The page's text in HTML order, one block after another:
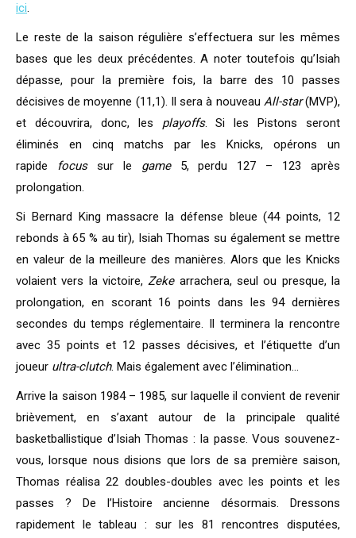
ici.
Le reste de la saison régulière s’effectuera sur les mêmes
bases que les deux précédentes. A noter toutefois qu’Isiah
dépasse, pour la première fois, la barre des 10 passes
décisives de moyenne (11,1). Il sera à nouveau All-star(MVP),
et découvrira, donc, les playoffs. Si les Pistons seront
éliminés en cinq matchs par les Knicks, opérons un
rapide focus sur le game 5, perdu 127 – 123 après
prolongation.
Si Bernard King massacre la défense bleue (44 points, 12
rebonds à 65 % au tir), Isiah Thomas su également se mettre
en valeur de la meilleure des manières. Alors que les Knicks
volaient vers la victoire,Zeke arrachera, seul ou presque, la
prolongation, en scorant 16 points dans les 94 dernières
secondes du temps réglementaire. Il terminera la rencontre
avec 35 points et 12 passes décisives, et l’étiquette d’un
joueur ultra-clutch. Mais également avec l’élimination…
Arrive la saison 1984 – 1985, sur laquelle il convient de revenir
brièvement, en s’axant autour de la principale qualité
basketballistique d’Isiah Thomas : la passe. Vous souvenez-
vous, lorsque nous disions que lors de sa première saison,
Thomas réalisa 22 doubles-doubles avec les points et les
passes ? De l’Histoire ancienne désormais. Dressons
rapidement le tableau : sur les 81 rencontres disputées,